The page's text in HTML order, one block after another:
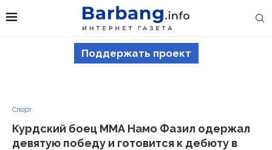
Поддержать проект
Спорт
Курдский боец ММА Намо Фазил одержал
девятую победу и готовится к дебюту в